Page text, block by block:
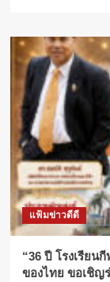
แฟ้มข่าวดีดี
“36 ปี โรงเรียน
ของไทย ขอเชิญ